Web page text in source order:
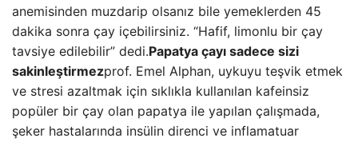
anemisinden muzdarip olsanız bile yemeklerden 45
dakika sonra çay içebilirsiniz. “Hafif, limonlu bir çay
tavsiye edilebilir” dedi.Papatya çayı sadece sizi
sakinleştirmezprof. Emel Alphan, uykuyu teşvik etmek
ve stresi azaltmak için sıklıkla kullanılan kafeinsiz
popüler bir çay olan papatya ile yapılan çalışmada,
şeker hastalarında insülin direnci ve inflamatuar